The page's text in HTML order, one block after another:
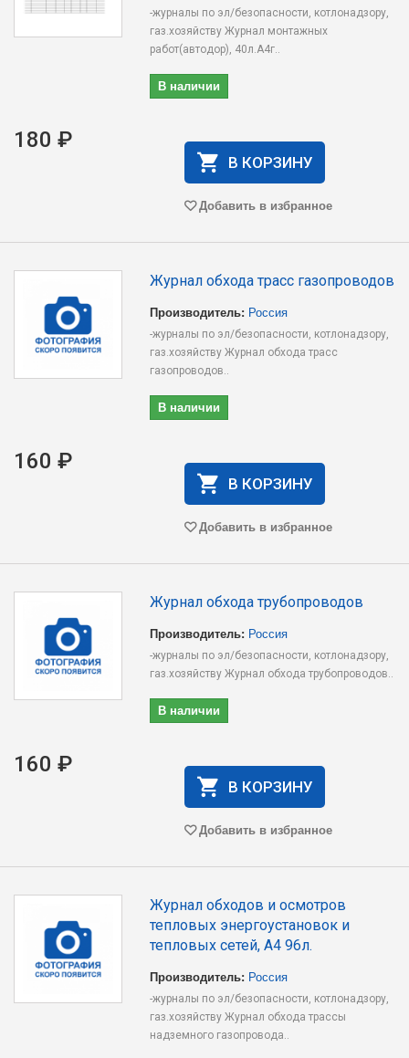
-журналы по эл/безопасности, котлонадзору,
газ.хозяйству Журнал монтажных
работ(автодор), 40л.А4г..
В наличии
180 ₽
В КОРЗИНУ
Добавить в избранное
Журнал обхода трасс газопроводов
Производитель: Россия
-журналы по эл/безопасности, котлонадзору,
газ.хозяйству Журнал обхода трасс
газопроводов..
В наличии
160 ₽
В КОРЗИНУ
Добавить в избранное
Журнал обхода трубопроводов
Производитель: Россия
-журналы по эл/безопасности, котлонадзору,
газ.хозяйству Журнал обхода трубопроводов..
В наличии
160 ₽
В КОРЗИНУ
Добавить в избранное
Журнал обходов и осмотров
тепловых энергоустановок и
тепловых сетей, А4 96л.
Производитель: Россия
-журналы по эл/безопасности, котлонадзору,
газ.хозяйству Журнал обхода трассы
надземного газопровода..